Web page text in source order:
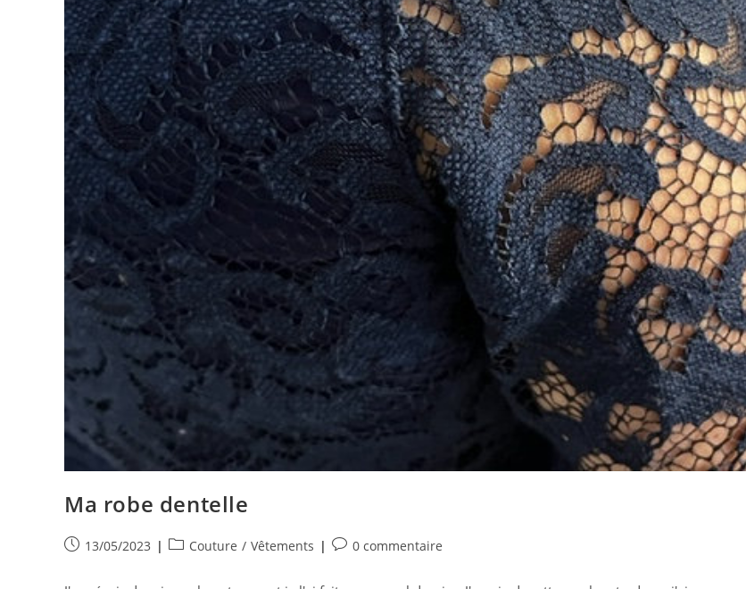
Ma robe dentelle
Publication
13/05/2023
PostCouture / Vêtements
Commentaires
0 commentaire